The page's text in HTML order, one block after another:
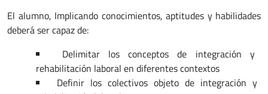
El alumno, Implicando conocimientos, aptitudes y habilidades
deberá ser capaz de:
Delimitar los conceptos de integración y
rehabilitación laboral en diferentes contextos
Definir los colectivos objeto de integración y